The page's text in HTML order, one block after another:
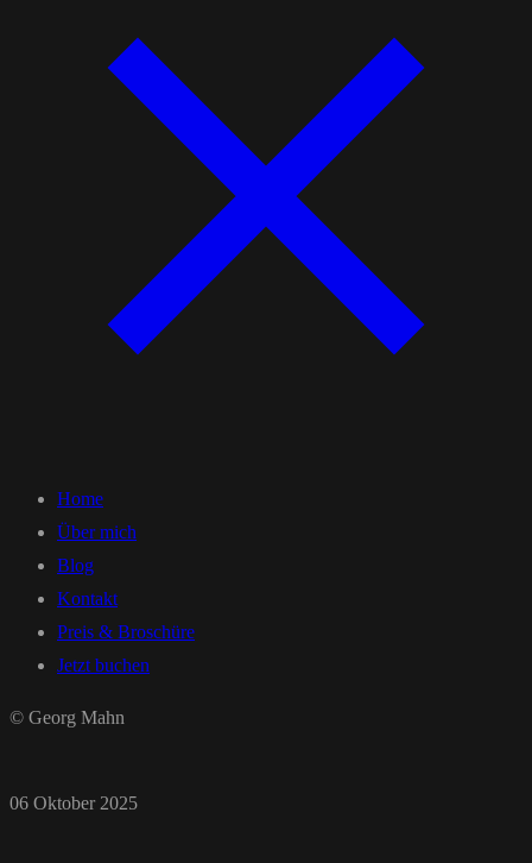
Home
Über mich
Blog
Kontakt
Preis & Broschüre
Jetzt buchen
© Georg Mahn
06 Oktober 2025